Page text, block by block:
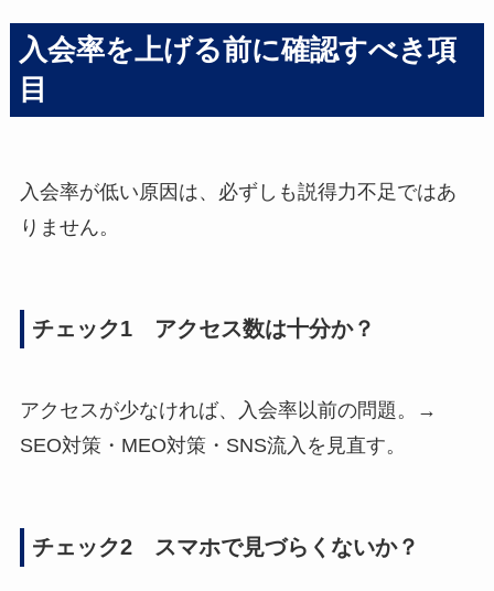
入会率を上げる前に確認すべき項
目
入会率が低い原因は、必ずしも説得力不足ではあ
りません。
チェック1 アクセス数は十分か？
アクセスが少なければ、入会率以前の問題。→
SEO対策・MEO対策・SNS流入を見直す。
チェック2 スマホで見づらくないか？